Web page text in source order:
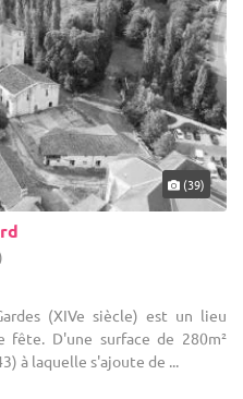
(39)
(XIVe siècle) est un lieu
D'une surface de 280m²
à laquelle s'ajoute de ...